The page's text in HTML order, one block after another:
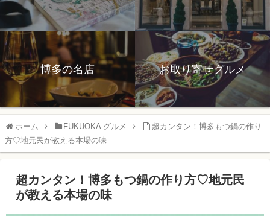
博多の名店 お取り寄せグルメ
ホーム FUKUOKA グルメ
超カンタン！博多もつ鍋の作り
方♡地元民が教える本場の味
超カンタン！博多もつ鍋の作り方♡地元民
が教える本場の味